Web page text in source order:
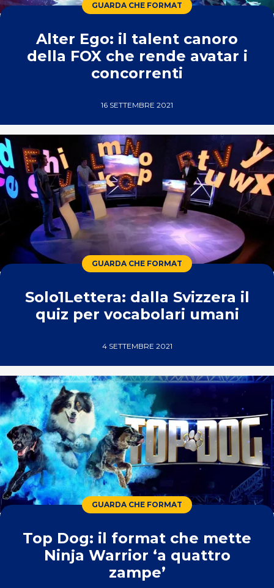
GUARDA CHE FORMAT
Alter Ego: il talent canoro
della FOX che rende avatar i
concorrenti
16 SETTEMBRE 2021
GUARDA CHE FORMAT
Solo1Lettera: dalla Svizzera il
quiz per vocabolari umani
4 SETTEMBRE 2021
GUARDA CHE FORMAT
Top Dog: il format che mette
Ninja Warrior ‘a quattro
zampe’